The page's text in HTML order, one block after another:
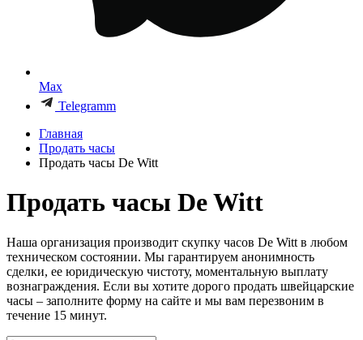
Max
Telegramm
Главная
Продать часы
Продать часы De Witt
Продать часы De Witt
Наша организация производит скупку часов De Witt в любом
техническом состоянии. Мы гарантируем анонимность
сделки, ее юридическую чистоту, моментальную выплату
вознаграждения. Если вы хотите дорого продать швейцарские
часы – заполните форму на сайте и мы вам перезвоним в
течение 15 минут.